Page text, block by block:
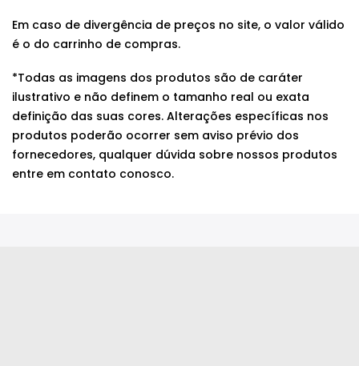
Em caso de divergência de preços no site, o valor válido
é o do carrinho de compras.
*Todas as imagens dos produtos são de caráter
ilustrativo e não definem o tamanho real ou exata
definição das suas cores. Alterações específicas nos
produtos poderão ocorrer sem aviso prévio dos
fornecedores, qualquer dúvida sobre nossos produtos
entre em contato conosco.